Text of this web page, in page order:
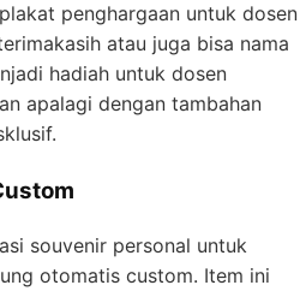
penghargaan untuk dosen
atau juga bisa nama
hadiah untuk dosen
apalagi dengan tambahan
souvenir personal untuk
otomatis custom. Item ini